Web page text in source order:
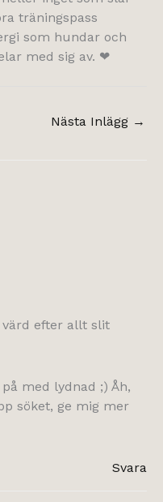
träningspass
som hundar och
med sig av. ❤
Nästa Inlägg →
värd efter allt slit
med lydnad ;) Åh,
söket, ge mig mer
Svara